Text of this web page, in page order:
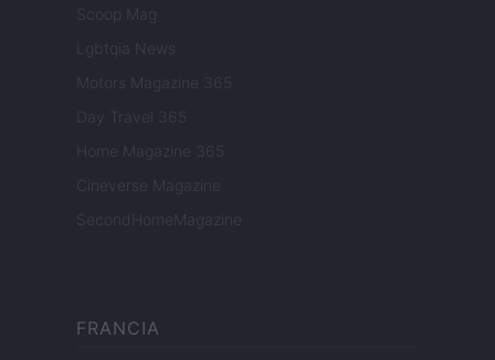
Scoop Mag
Lgbtqia News
Motors Magazine 365
Day Travel 365
Home Magazine 365
Cineverse Magazine
SecondHomeMagazine
FRANCIA